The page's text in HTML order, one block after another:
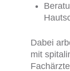
Dabei
mit